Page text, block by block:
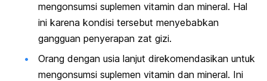
mengonsumsi suplemen vitamin dan mineral. Hal
ini karena kondisi tersebut menyebabkan
gangguan penyerapan zat gizi.
Orang dengan usia lanjut direkomendasikan untuk
mengonsumsi suplemen vitamin dan mineral. Ini